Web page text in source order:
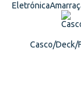
Eletrónica
Casco/Deck/